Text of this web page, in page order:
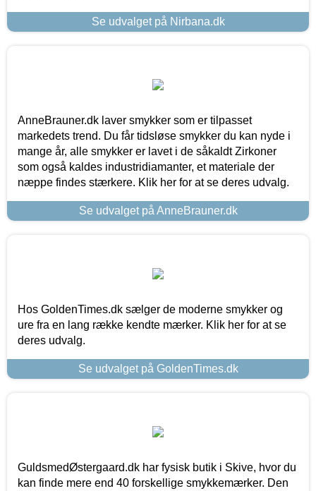
Se udvalget på Nirbana.dk
AnneBrauner.dk laver smykker som er tilpasset
markedets trend. Du får tidsløse smykker du kan nyde i
mange år, alle smykker er lavet i de såkaldt Zirkoner
som også kaldes industridiamanter, et materiale der
næppe findes stærkere. Klik her for at se deres udvalg.
Se udvalget på AnneBrauner.dk
Hos GoldenTimes.dk sælger de moderne smykker og
ure fra en lang række kendte mærker. Klik her for at se
deres udvalg.
Se udvalget på GoldenTimes.dk
GuldsmedØstergaard.dk har fysisk butik i Skive, hvor du
kan finde mere end 40 forskellige smykkemærker. Den